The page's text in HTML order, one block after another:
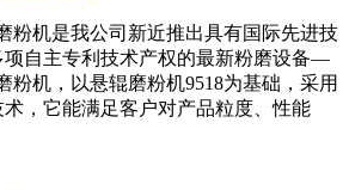
粉机是我公司新近推出具有国际先进技
项自主专利技术产权的最新粉磨设备—
粉机，以悬辊磨粉机9518为基础，采用
，它能满足客户对产品粒度、性能